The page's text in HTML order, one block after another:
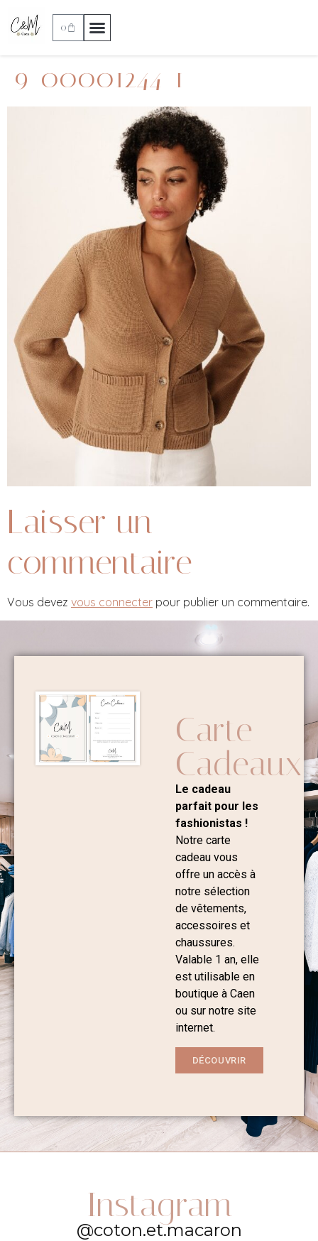
0
9_00001244_1
Laisser un
commentaire
Vous devez vous connecter pour publier un commentaire.
Carte
Cadeaux
Le cadeau
parfait pour les
fashionistas !
Notre carte
cadeau vous
offre un accès à
notre sélection
de vêtements,
accessoires et
chaussures.
Valable 1 an, elle
est utilisable en
boutique à Caen
ou sur notre site
internet.
DÉCOUVRIR
Instagram
@coton.et.macaron